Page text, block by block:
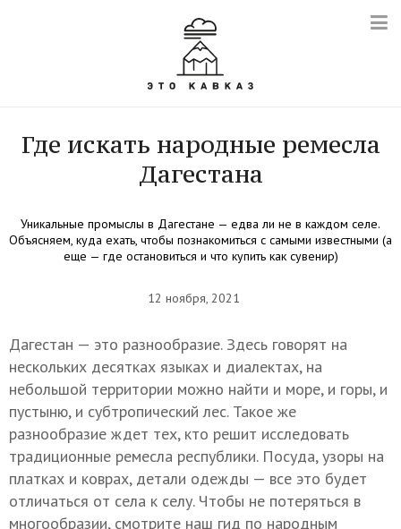
Где искать народные ремесла
Дагестана
Уникальные промыслы в Дагестане — едва ли не в каждом селе.
Объясняем, куда ехать, чтобы познакомиться с самыми известными (а
еще — где остановиться и что купить как сувенир)
12 ноября, 2021
Дагестан — это разнообразие. Здесь говорят на
нескольких десятках языках и диалектах, на
небольшой территории можно найти и море, и горы, и
пустыню, и субтропический лес. Такое же
разнообразие ждет тех, кто решит исследовать
традиционные ремесла республики. Посуда, узоры на
платках и коврах, детали одежды — все это будет
отличаться от села к селу. Чтобы не потеряться в
многообразии, смотрите наш гид по народным